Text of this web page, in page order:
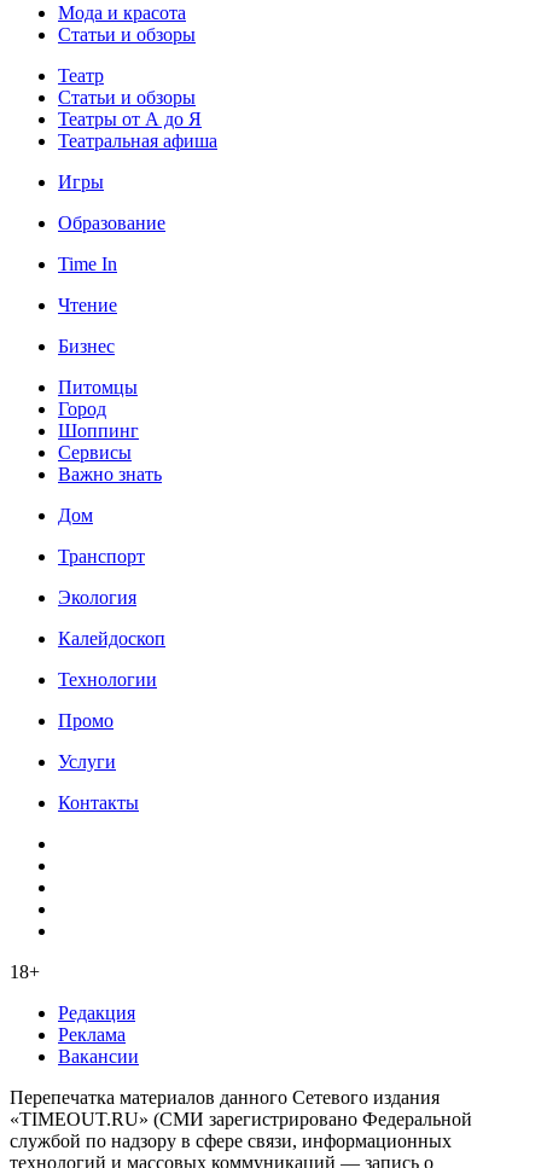
Мода и красота
Статьи и обзоры
Театр
Статьи и обзоры
Театры от А до Я
Театральная афиша
Игры
Образование
Time In
Чтение
Бизнес
Питомцы
Город
Шоппинг
Сервисы
Важно знать
Дом
Транспорт
Экология
Калейдоскоп
Технологии
Промо
Услуги
Контакты
18+
Редакция
Реклама
Вакансии
Перепечатка материалов данного Сетевого издания
«TIMEOUT.RU» (СМИ зарегистрировано Федеральной
службой по надзору в сфере связи, информационных
технологий и массовых коммуникаций — запись о